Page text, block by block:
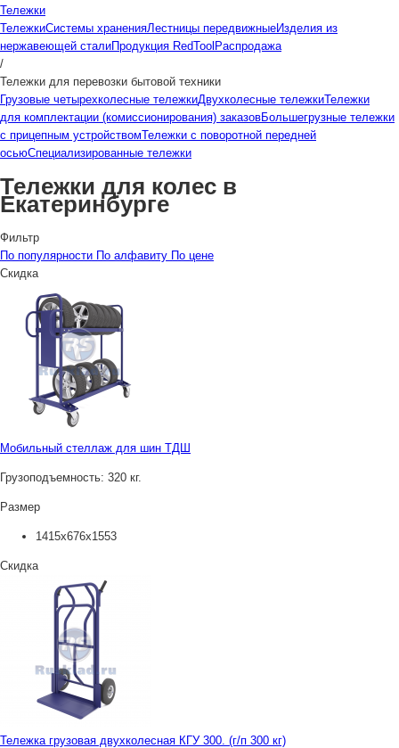
Тележки
ТележкиСистемы храненияЛестницы передвижныеИзделия из
нержавеющей сталиПродукция RedTool Распродажа
/
Тележки для перевозки бытовой техники
Грузовые четырехколесные тележкиДвухколесные тележкиТележки
для комплектации (комиссионирования) заказовБольшегрузные тележки
с прицепным устройствомТележки с поворотной передней
осьюСпециализированные тележки
Тележки для колес в
Екатеринбурге
Фильтр
По популярности По алфавиту По цене
Скидка
Мобильный стеллаж для шин ТДШ
Грузоподъемность: 320 кг.
Размер
1415х676х1553
Скидка
Тележка грузовая двухколесная КГУ 300. (г/п 300 кг)